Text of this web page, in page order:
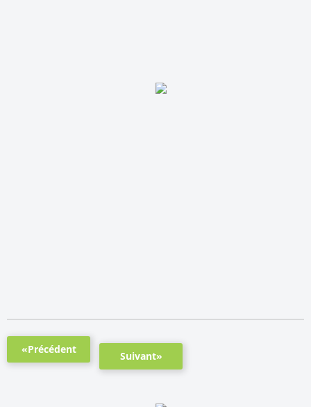
«Précédent
Suivant»